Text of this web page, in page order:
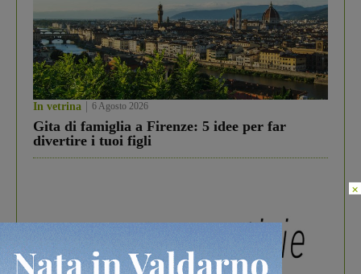
In vetrina 6 Agosto 2026
Gita di famiglia a Firenze: 5 idee per far
divertire i tuoi figli
×